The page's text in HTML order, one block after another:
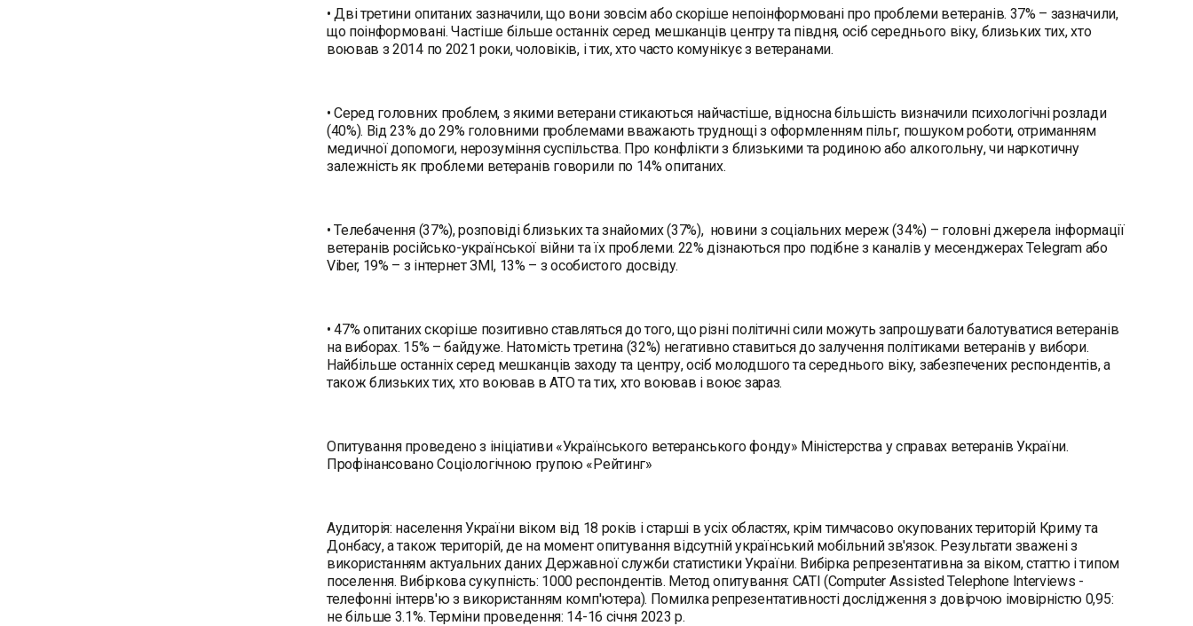
• Дві третини опитаних зазначили, що вони зовсім або скоріше непоінформовані про проблеми ветеранів. 37% – зазначили,
що поінформовані. Частіше більше останніх серед мешканців центру та півдня, осіб середнього віку, близьких тих, хто
воював з 2014 по 2021 роки, чоловіків, і тих, хто часто комунікує з ветеранами.
• Серед головних проблем, з якими ветерани стикаються найчастіше, відносна більшість визначили психологічні розлади
(40%). Від 23% до 29% головними проблемами вважають труднощі з оформленням пільг, пошуком роботи, отриманням
медичної допомоги, нерозуміння суспільства. Про конфлікти з близькими та родиною або алкогольну, чи наркотичну
залежність як проблеми ветеранів говорили по 14% опитаних.
• Телебачення (37%), розповіді близьких та знайомих (37%), новини з соціальних мереж (34%) – головні джерела інформації
ветеранів російсько-української війни та їх проблеми. 22% дізнаються про подібне з каналів у месенджерах Telegram або
Viber, 19% – з інтернет ЗМІ, 13% – з особистого досвіду.
• 47% опитаних скоріше позитивно ставляться до того, що різні політичні сили можуть запрошувати балотуватися ветеранів
на виборах. 15% – байдуже. Натомість третина (32%) негативно ставиться до залучення політиками ветеранів у вибори.
Найбільше останніх серед мешканців заходу та центру, осіб молодшого та середнього віку, забезпечених респондентів, а
також близьких тих, хто воював в АТО та тих, хто воював і воює зараз.
Опитування проведено з ініціативи «Українського ветеранського фонду» Міністерства у справах ветеранів України.
Профінансовано Соціологічною групою «Рейтинг»
Аудиторія: населення України віком від 18 років і старші в усіх областях, крім тимчасово окупованих територій Криму та
Донбасу, а також територій, де на момент опитування відсутній український мобільний зв'язок. Результати зважені з
використанням актуальних даних Державної служби статистики України. Вибірка репрезентативна за віком, статтю і типом
поселення. Вибіркова сукупність: 1000 респондентів. Метод опитування: CATI (Computer Assisted Telephone Interviews -
телефонні інтерв'ю з використанням комп'ютера). Помилка репрезентативності дослідження з довірчою імовірністю 0,95:
не більше 3.1%. Терміни проведення: 14-16 січня 2023 р.